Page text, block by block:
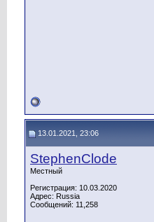
13.01.2021, 23:06
StephenClode
Местный
Регистрация: 10.03.2020
Адрес: Russia
Сообщений: 11,258